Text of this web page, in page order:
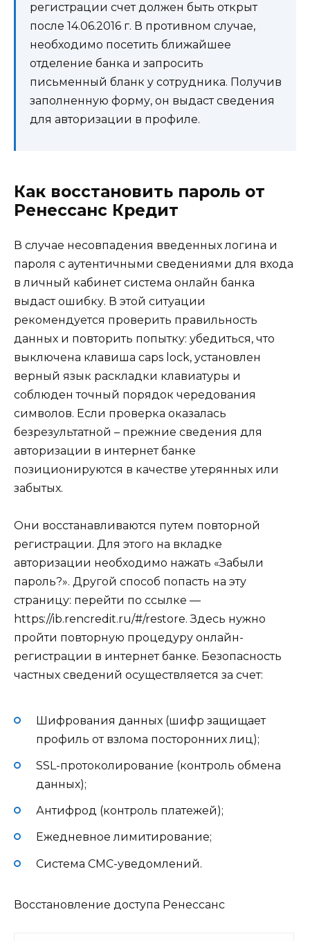
регистрации счет должен быть открыт
после 14.06.2016 г. В противном случае,
необходимо посетить ближайшее
отделение банка и запросить
письменный бланк у сотрудника. Получив
заполненную форму, он выдаст сведения
для авторизации в профиле.
Как восстановить пароль от
Ренессанс Кредит
В случае несовпадения введенных логина и
пароля с аутентичными сведениями для входа
в личный кабинет система онлайн банка
выдаст ошибку. В этой ситуации
рекомендуется проверить правильность
данных и повторить попытку: убедиться, что
выключена клавиша caps lock, установлен
верный язык раскладки клавиатуры и
соблюден точный порядок чередования
символов. Если проверка оказалась
безрезультатной – прежние сведения для
авторизации в интернет банке
позиционируются в качестве утерянных или
забытых.
Они восстанавливаются путем повторной
регистрации. Для этого на вкладке
авторизации необходимо нажать «Забыли
пароль?». Другой способ попасть на эту
страницу: перейти по ссылке —
https://ib.rencredit.ru/#/restore. Здесь нужно
пройти повторную процедуру онлайн-
регистрации в интернет банке. Безопасность
частных сведений осуществляется за счет:
Шифрования данных (шифр защищает
профиль от взлома посторонних лиц);
SSL-протоколирование (контроль обмена
данных);
Антифрод (контроль платежей);
Ежедневное лимитирование;
Система СМС-уведомлений.
Восстановление доступа Ренессанс